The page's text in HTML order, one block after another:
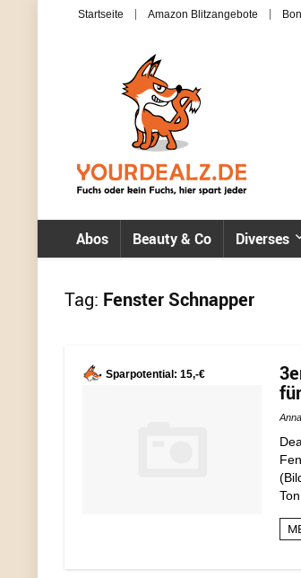
Startseite Amazon Blitzangebote
Abos Beauty & Co Diverses
Tag: Fenster Schnapper
Sparpotential: 15,-€
Anna